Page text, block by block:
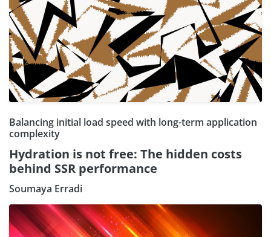
Balancing initial load speed with long-term application
complexity
Hydration is not free: The hidden costs
behind SSR performance
Soumaya Erradi